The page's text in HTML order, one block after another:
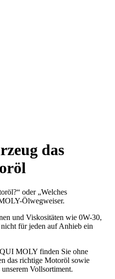
das
oder „Welches
Ölwegweiser.
und Viskositäten wie 0W-30,
für jeden auf Anhieb ein
MOLY finden Sie ohne
das richtige Motoröl sowie
unserem Vollsortiment.